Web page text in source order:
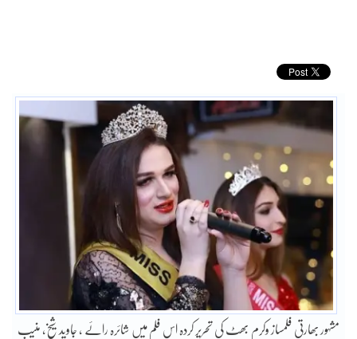
مشہور بھارتی فلمساز وکرم بھٹ کی تحریر کردہ اس فلم میں شائرہ رائے ، جاوید شیخ، منیب